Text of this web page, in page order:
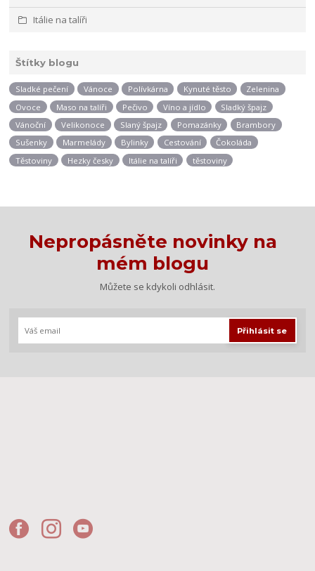
Itálie na talíři
Štítky blogu
Sladké pečení Vánoce Polívkárna Kynuté těsto
Zelenina
Ovoce
Maso na talíři Pečivo Víno a jídlo
Sladký špajz
Vánoční
Velikonoce Slaný špajz Pomazánky
Brambory
Sušenky
Marmelády Bylinky Cestování
Čokoláda
Těstoviny
Hezky česky Itálie na talíři těstoviny
Nepropásněte novinky na
mém blogu
Můžete se kdykoli odhlásit.
Přihlásit se